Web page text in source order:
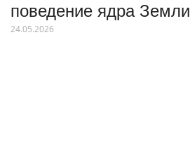
поведение ядра Земли
24.05.2026